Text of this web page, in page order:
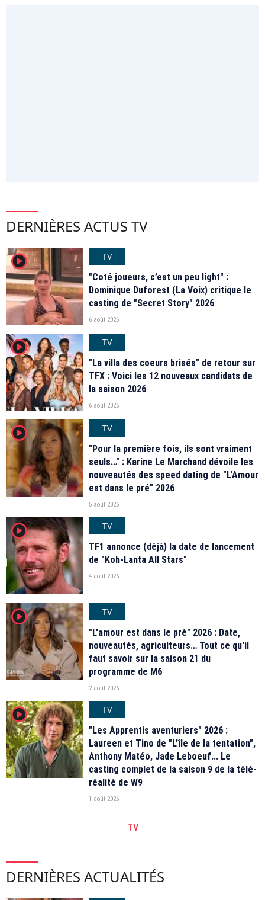
DERNIÈRES ACTUS TV
player2
TV
"Coté joueurs, c’est un peu light" :
Dominique Duforest (La Voix) critique le
casting de "Secret Story" 2026
6 août 2026
player2
TV
"La villa des coeurs brisés" de retour sur
TFX : Voici les 12 nouveaux candidats de
la saison 2026
6 août 2026
player2
TV
"Pour la première fois, ils sont vraiment
seuls…" : Karine Le Marchand dévoile les
nouveautés des speed dating de "L'Amour
est dans le pré" 2026
5 août 2026
player2
TV
TF1 annonce (déjà) la date de lancement
de "Koh-Lanta All Stars"
4 août 2026
player2
TV
"L'amour est dans le pré" 2026 : Date,
nouveautés, agriculteurs… Tout ce qu'il
faut savoir sur la saison 21 du
programme de M6
2 août 2026
player2
TV
"Les Apprentis aventuriers" 2026 :
Laureen et Tino de "L'île de la tentation",
Anthony Matéo, Jade Leboeuf... Le
casting complet de la saison 9 de la télé-
réalité de W9
1 août 2026
TV
DERNIÈRES ACTUALITÉS